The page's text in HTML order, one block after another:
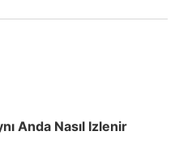
Anda Nasıl Izlenir